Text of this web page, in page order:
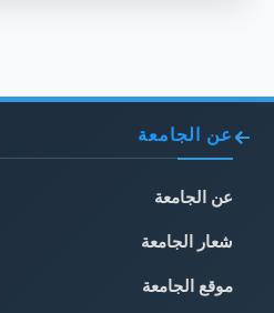
عن الجامعة
عن الجامعة
شعار الجامعة
موقع الجامعة